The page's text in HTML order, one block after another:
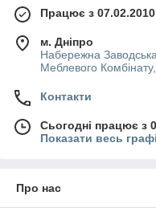
Працює з 07.02.2010
м. Дніпро
Набережна
Меблевого
Контакти
Сьогодні працює з
Показати весь
Про нас